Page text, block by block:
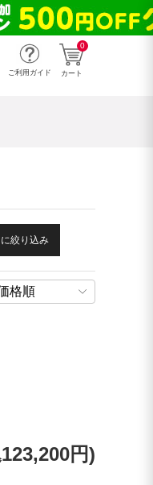
0
カート
ご利用ガイド
絞り込み
円)